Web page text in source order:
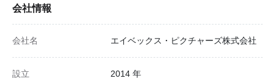
会社情報
会社名 エイベックス・ピクチャーズ株式会社
設立 2014 年